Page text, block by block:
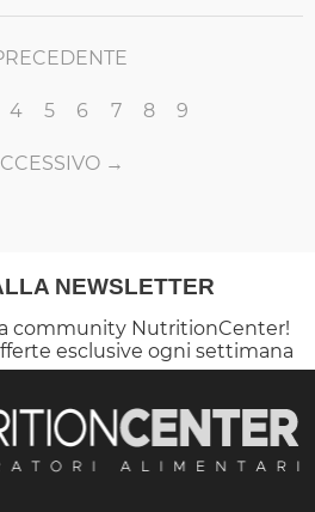
4 5 6 7 8 9
NEWSLETTER
community NutritionCenter!
esclusive ogni settimana